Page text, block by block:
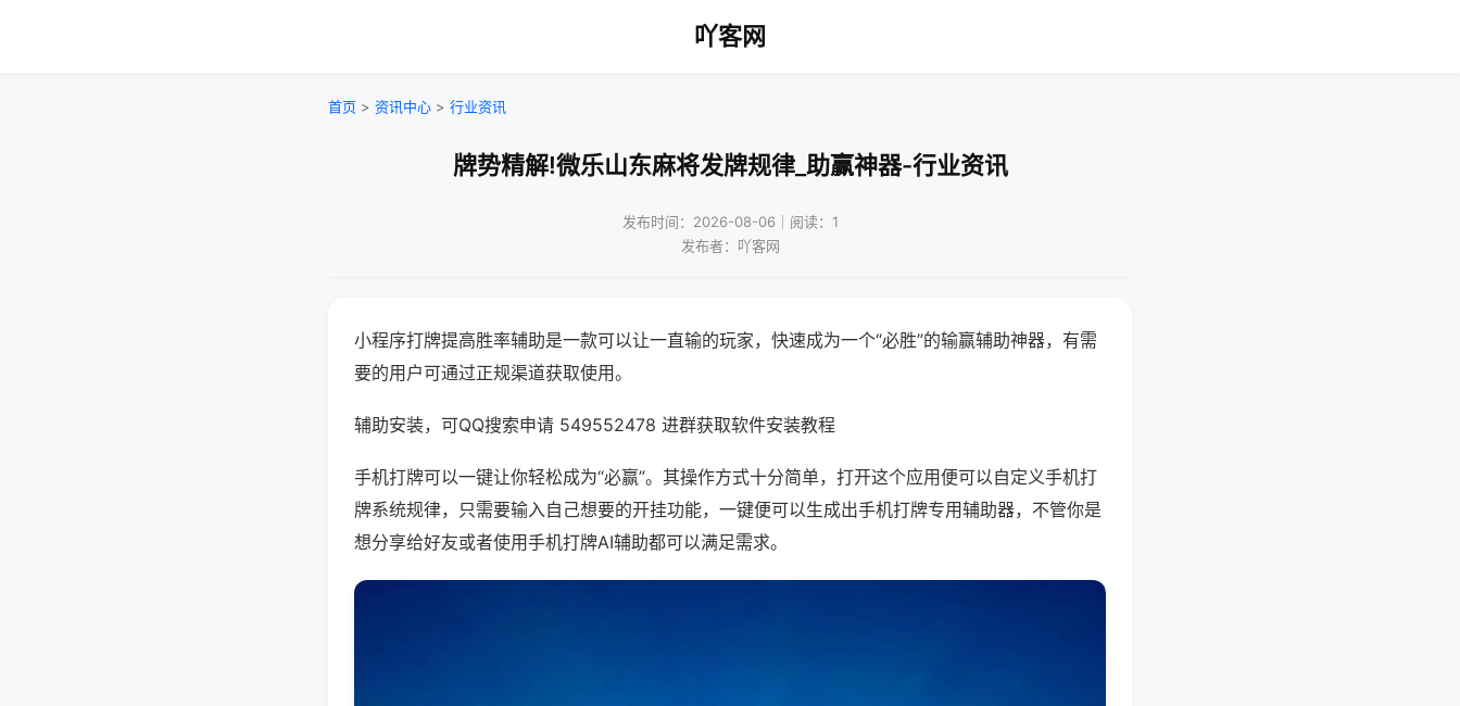
吖客网
首页 > 资讯中心 > 行业资讯
牌势精解!微乐山东麻将发牌规律_助赢神器-行业资讯
发布时间：2026-08-06｜阅读：1
发布者：吖客网
小程序打牌提高胜率辅助是一款可以让一直输的玩家，快速成为一个“必胜”的输赢辅助神器，有需
要的用户可通过正规渠道获取使用。
辅助安装，可QQ搜索申请 549552478 进群获取软件安装教程
手机打牌可以一键让你轻松成为“必赢”。其操作方式十分简单，打开这个应用便可以自定义手机打
牌系统规律，只需要输入自己想要的开挂功能，一键便可以生成出手机打牌专用辅助器，不管你是
想分享给好友或者使用手机打牌AI辅助都可以满足需求。